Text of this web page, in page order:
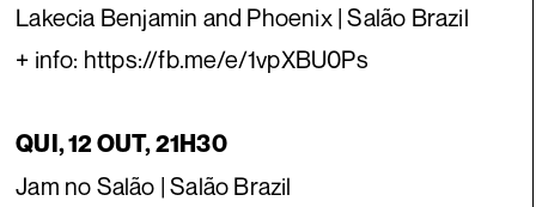
Lakecia Benjamin and Phoenix | Salão Brazil
+ info: https://fb.me/e/1vpXBU0Ps
QUI, 12 OUT, 21H30
Jam no Salão | Salão Brazil